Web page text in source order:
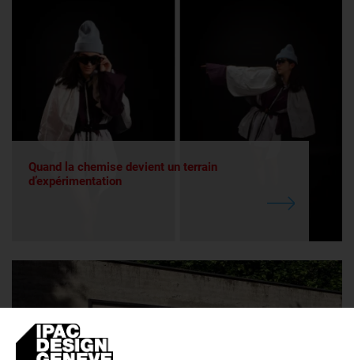
Quand la chemise devient un terrain
d’expérimentation